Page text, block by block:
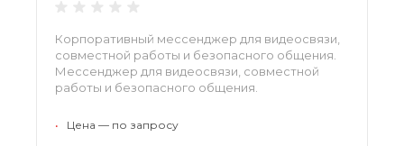
Корпоративный мессенджер для видеосвязи,
совместной работы и безопасного общения.
Мессенджер для видеосвязи, совместной
работы и безопасного общения.
• Цена — по запросу